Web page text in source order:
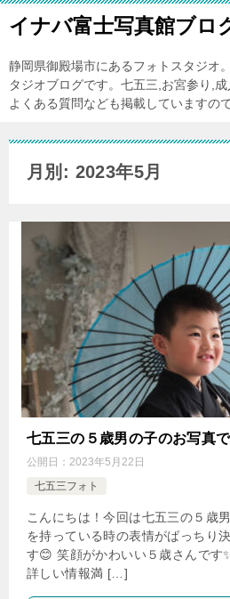
イナバ富士写真館ブロ
静岡県御殿場市にあるフォトスタジオ
タジオブログです。七五三,お宮参り,
よくある質問なども掲載していますの
月別: 2023年5月
七五三の５歳男の子のお写真
公開日： 2023年5月22日
七五三フォト
こんにちは！今回は七五三の５歳
を持っている時の表情がばっちり
す😊 笑顔がかわいい５歳さんで
詳しい情報満 […]